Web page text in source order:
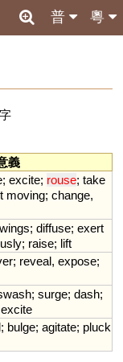
粵
普
義
; excite; rouse; take
moving; change,
wings; diffuse; exert
; raise; lift
; reveal, expose;
; surge; dash;
excite
; bulge; agitate; pluck